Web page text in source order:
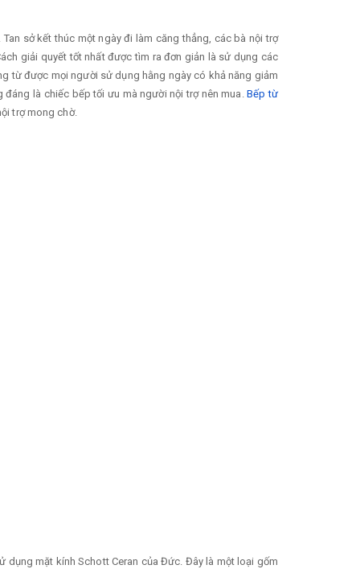
sở kết thúc một ngày đi làm căng thẳng, các bà nội trợ
giải quyết tốt nhất được tìm ra đơn giản là sử dụng các
từ được mọi người sử dụng hằng ngày có khả năng giảm
là chiếc bếp tối ưu mà người nội trợ nên mua.Bếp từ
trợ mong chờ.
dụng mặt kính Schott Ceran của Đức. Đây là một loại gốm